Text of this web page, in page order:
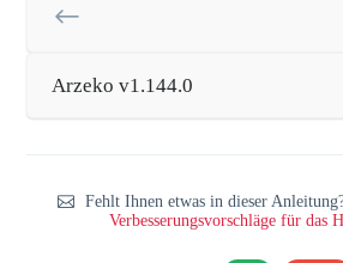
Arzeko v1.144.0
Fehlt Ihnen etwas in dieser
Verbesserungsvorschläge für das